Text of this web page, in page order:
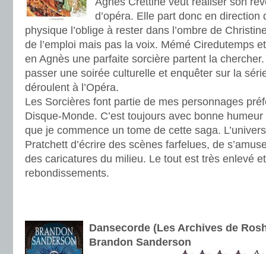
d’opéra. Elle part donc en direction
physique l’oblige à rester dans l’ombre de
de l’emploi mais pas la voix. Mémé Ciredutemps
en Agnès une parfaite sorcière partent la
passer une soirée culturelle et enquêter sur la
déroulent à l’Opéra.
Les Sorcières font partie de mes personnages
Disque-Monde. C’est toujours avec bonne
que je commence un tome de cette saga.
Pratchett d’écrire des scènes farfelues, de
des caricatures du milieu. Le tout est très enlevé
rebondissements.
Dansecorde (Les Archives de
Brandon Sanderson